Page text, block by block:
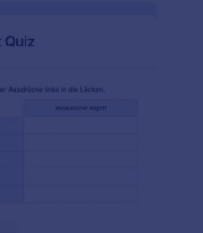
mühelos an die
zu Ihrer Vorlage
Sie